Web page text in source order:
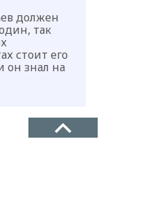
должен
так
стоит его
он знал на